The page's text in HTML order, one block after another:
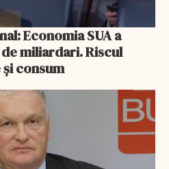
Economia SUA a
miliardari. Riscul
consum